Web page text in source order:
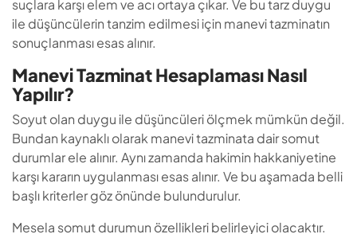
durumlar ele alınır. Aynı zamanda hakimin hakkaniyetine
karşı kararın uygulanması esas alınır. Ve bu aşamada belli
başlı kriterler göz önünde bulundurulur.
Mesela somut durumun özellikleri belirleyici olacaktır.
Aynı zamanda tarafların ekonomik ve sosyal yaşantıları
da belirleyici unsurlar arasında. Son olarak kusur oranı
önemli bir yere sahip. Takiben:
Manevi zararın büyüklüğü değerlendirmeye alınır.
O dönemde paranın satın alma gücüne karşı tazminat